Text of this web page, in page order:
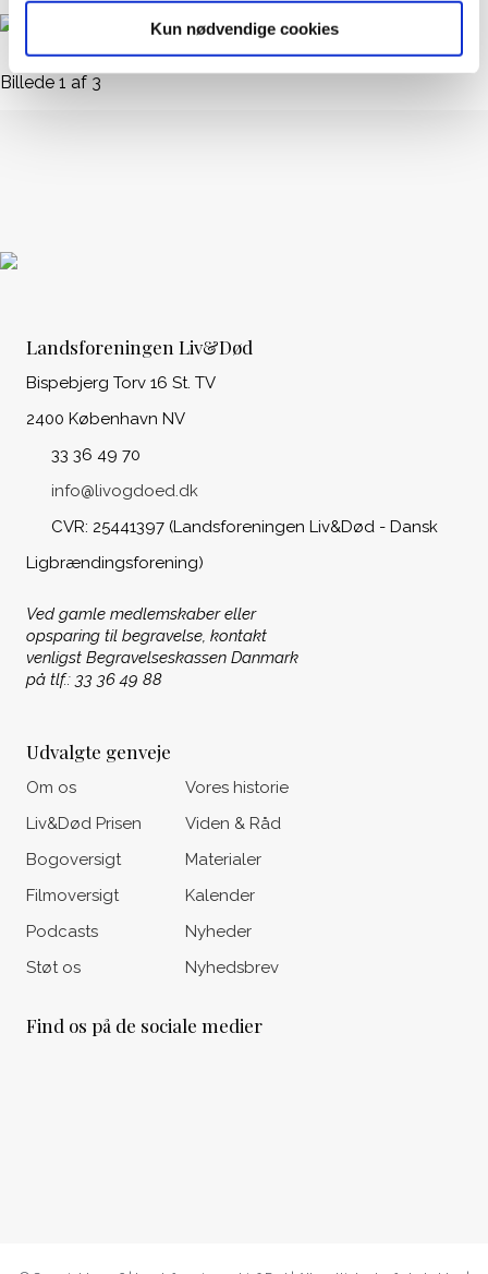
Kun nødvendige cookies
Billede 1 af 3
Landsforeningen Liv&Død
Bispebjerg Torv 16 St. TV
2400 København NV
33 36 49 70
info@livogdoed.dk
CVR: 25441397 (Landsforeningen Liv&Død - Dansk
Ligbrændingsforening)
Ved gamle medlemskaber eller
opsparing til begravelse, kontakt
venligst Begravelseskassen Danmark
på tlf.: 33 36 49 88
Udvalgte genveje
Om os
Liv&Død Prisen
Bogoversigt
Filmoversigt
Podcasts
Støt os
Vores historie
Viden & Råd
Materialer
Kalender
Nyheder
Nyhedsbrev
Find os på de sociale medier